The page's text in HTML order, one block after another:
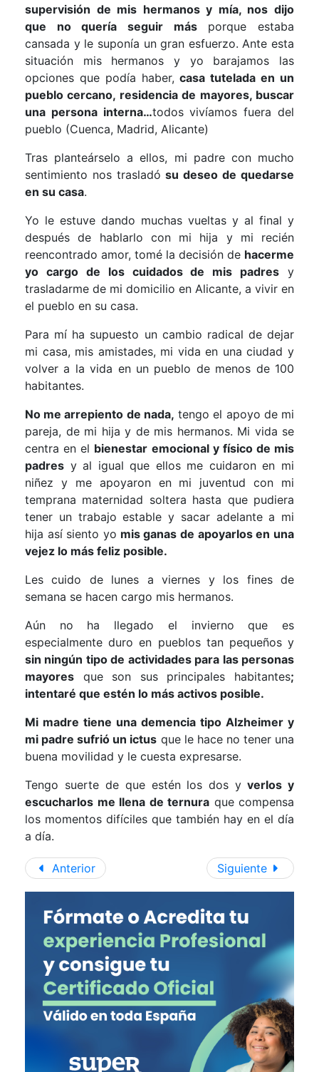
supervisión de mis hermanos y mía, nos dijo
que no quería seguir másporque estaba
cansada y le suponía un gran esfuerzo. Ante esta
situación mis hermanos y yo barajamos las
opciones que podía haber,casa tutelada en un
pueblo cercano, residencia de mayores, buscar
una persona interna…todos vivíamos fuera del
pueblo (Cuenca, Madrid, Alicante)
Tras planteárselo a ellos, mi padre con mucho
sentimiento nos trasladó su deseo de quedarse
en su casa.
Yo le estuve dando muchas vueltas y al final y
después de hablarlo con mi hija y mi recién
reencontrado amor, tomé la decisión de hacerme
yo cargo de los cuidados de mis padres y
trasladarme de mi domicilio en Alicante, a vivir en
el pueblo en su casa.
Para mí ha supuesto un cambio radical de dejar
mi casa, mis amistades, mi vida en una ciudad y
volver a la vida en un pueblo de menos de 100
habitantes.
No me arrepiento de nada, tengo el apoyo de mi
pareja, de mi hija y de mis hermanos. Mi vida se
centra en el bienestar emocional y físico de mis
padres y al igual que ellos me cuidaron en mi
niñez y me apoyaron en mi juventud con mi
temprana maternidad soltera hasta que pudiera
tener un trabajo estable y sacar adelante a mi
hija así siento yo mis ganas de apoyarlos en una
vejez lo más feliz posible.
Les cuido de lunes a viernes y los fines de
semana se hacen cargo mis hermanos.
Aún no ha llegado el invierno que es
especialmente duro en pueblos tan pequeños y
sin ningún tipo de actividades para las personas
mayores que son sus principales habitantes;
intentaré que estén lo más activos posible.
Mi madre tiene una demencia tipo Alzheimer y
mi padre sufrió un ictus que le hace no tener una
buena movilidad y le cuesta expresarse.
Tengo suerte de que estén los dos y verlos y
escucharlos me llena de ternura que compensa
los momentos difíciles que también hay en el día
a día.
Anterior Siguiente